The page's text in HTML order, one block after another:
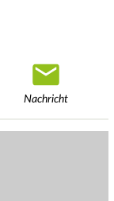
Nachricht